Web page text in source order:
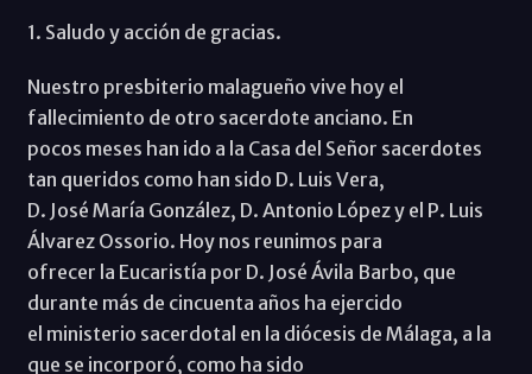
1. Saludo y acción de gracias.
Nuestro presbiterio malagueño vive hoy el
fallecimiento de otro sacerdote anciano. En
pocos meses han ido a la Casa del Señor sacerdotes
tan queridos como han sido D. Luis Vera,
D. José María González, D. Antonio López y el P. Luis
Álvarez Ossorio. Hoy nos reunimos para
ofrecer la Eucaristía por D. José Ávila Barbo, que
durante más de cincuenta años ha ejercido
el ministerio sacerdotal en la diócesis de Málaga, a la
que se incorporó, como ha sido